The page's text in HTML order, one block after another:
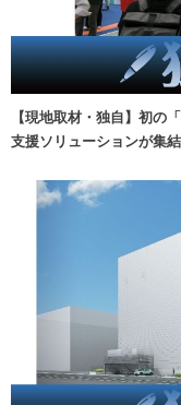
【現地取材・独自】初の
支援ソリューションが集結